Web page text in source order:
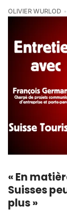
OLIVIER WURLOD
« En
Suisses
plus »